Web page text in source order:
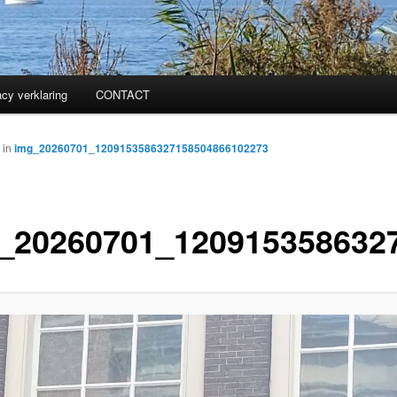
verklaring CONTACT
in img_20260701_1209153586327158504866102273